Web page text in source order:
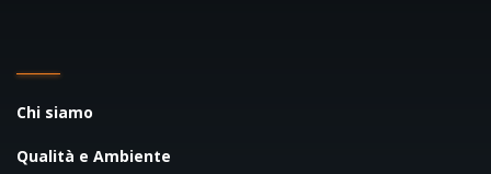
Chi siamo
Qualità e Ambiente